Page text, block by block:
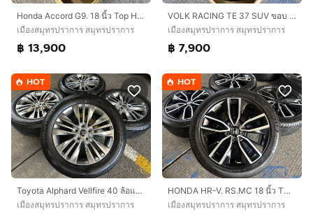
Honda Accord G9. 18 นิ้ว Top Hybrid 💢
เมืองสมุทรปราการ สมุทรปราการ
฿ 13,900
VOLK RACING TE 37 SUV ขอบ 18 นิ้ว‼️
เมืองสมุทรปราการ สมุทรปราการ
฿ 7,900
HOT
Toyota Alphard Vellfire 40 ล้อแท้ 18 นิ้ว Top🔥
เมืองสมุทรปราการ สมุทรปราการ
HOT
HONDA HR-V. RS.MC 18 นิ้ว TOP🔥
เมืองสมุทรปราการ สมุทรปราการ